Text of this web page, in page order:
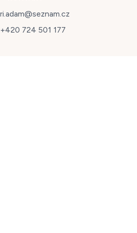
+420 724 501 177